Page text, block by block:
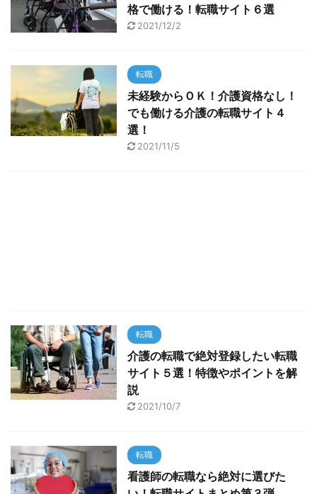
格で働ける！転職サイト６選
2021/12/2
転職
未経験からＯＫ！介護資格なし！
でも働ける介護の転職サイト４
選！
2021/11/5
転職
介護の転職で絶対登録したい転職
サイト５選！特徴やポイントを解
説
2021/10/7
転職
看護師の転職なら絶対に選びた